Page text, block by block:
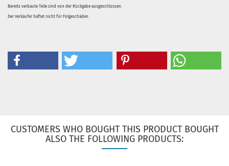
Bereits verbaute Teile sind von der Rückgabe ausgeschlossen.
Der Verkäufer haftet nicht für Folgeschäden.
CUSTOMERS WHO BOUGHT THIS PRODUCT BOUGHT
ALSO THE FOLLOWING PRODUCTS: